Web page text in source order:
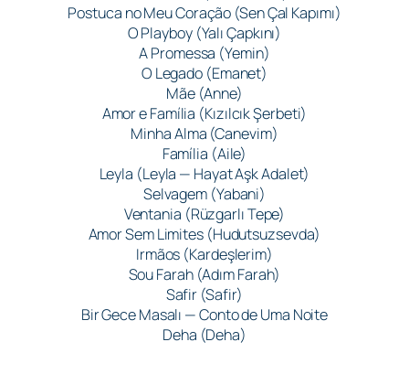
Postuca no Meu Coração (Sen Çal Kapımı)
O Playboy (Yalı Çapkını)
A Promessa (Yemin)
O Legado (Emanet)
Mãe (Anne)
Amor e Família (Kızılcık Şerbeti)
Minha Alma (Canevim)
Família (Aile)
Leyla (Leyla — Hayat Aşk Adalet)
Selvagem (Yabani)
Ventania (Rüzgarlı Tepe)
Amor Sem Limites (Hudutsuzsevda)
Irmãos (Kardeşlerim)
Sou Farah (Adım Farah)
Safir (Safir)
Bir Gece Masalı — Conto de Uma Noite
Deha (Deha)